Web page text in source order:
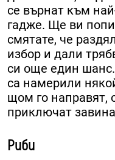
се върнат към
гадже. Ще ви
смятате, че
избор и дали
си още един
са намерили
щом го направят,
приключат
Риби